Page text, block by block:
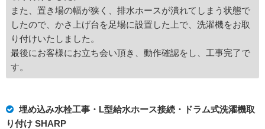
また、置き場の幅が狭く、排水ホースが潰れてしまう状態で
したので、かさ上げ台を足場に設置した上で、洗濯機をお取
り付けいたしました。
最後にお客様にお立ち会い頂き、動作確認をし、工事完了で
す。
埋め込み水栓工事・L型給水ホース接続・ドラム式洗濯機取
り付け SHARP